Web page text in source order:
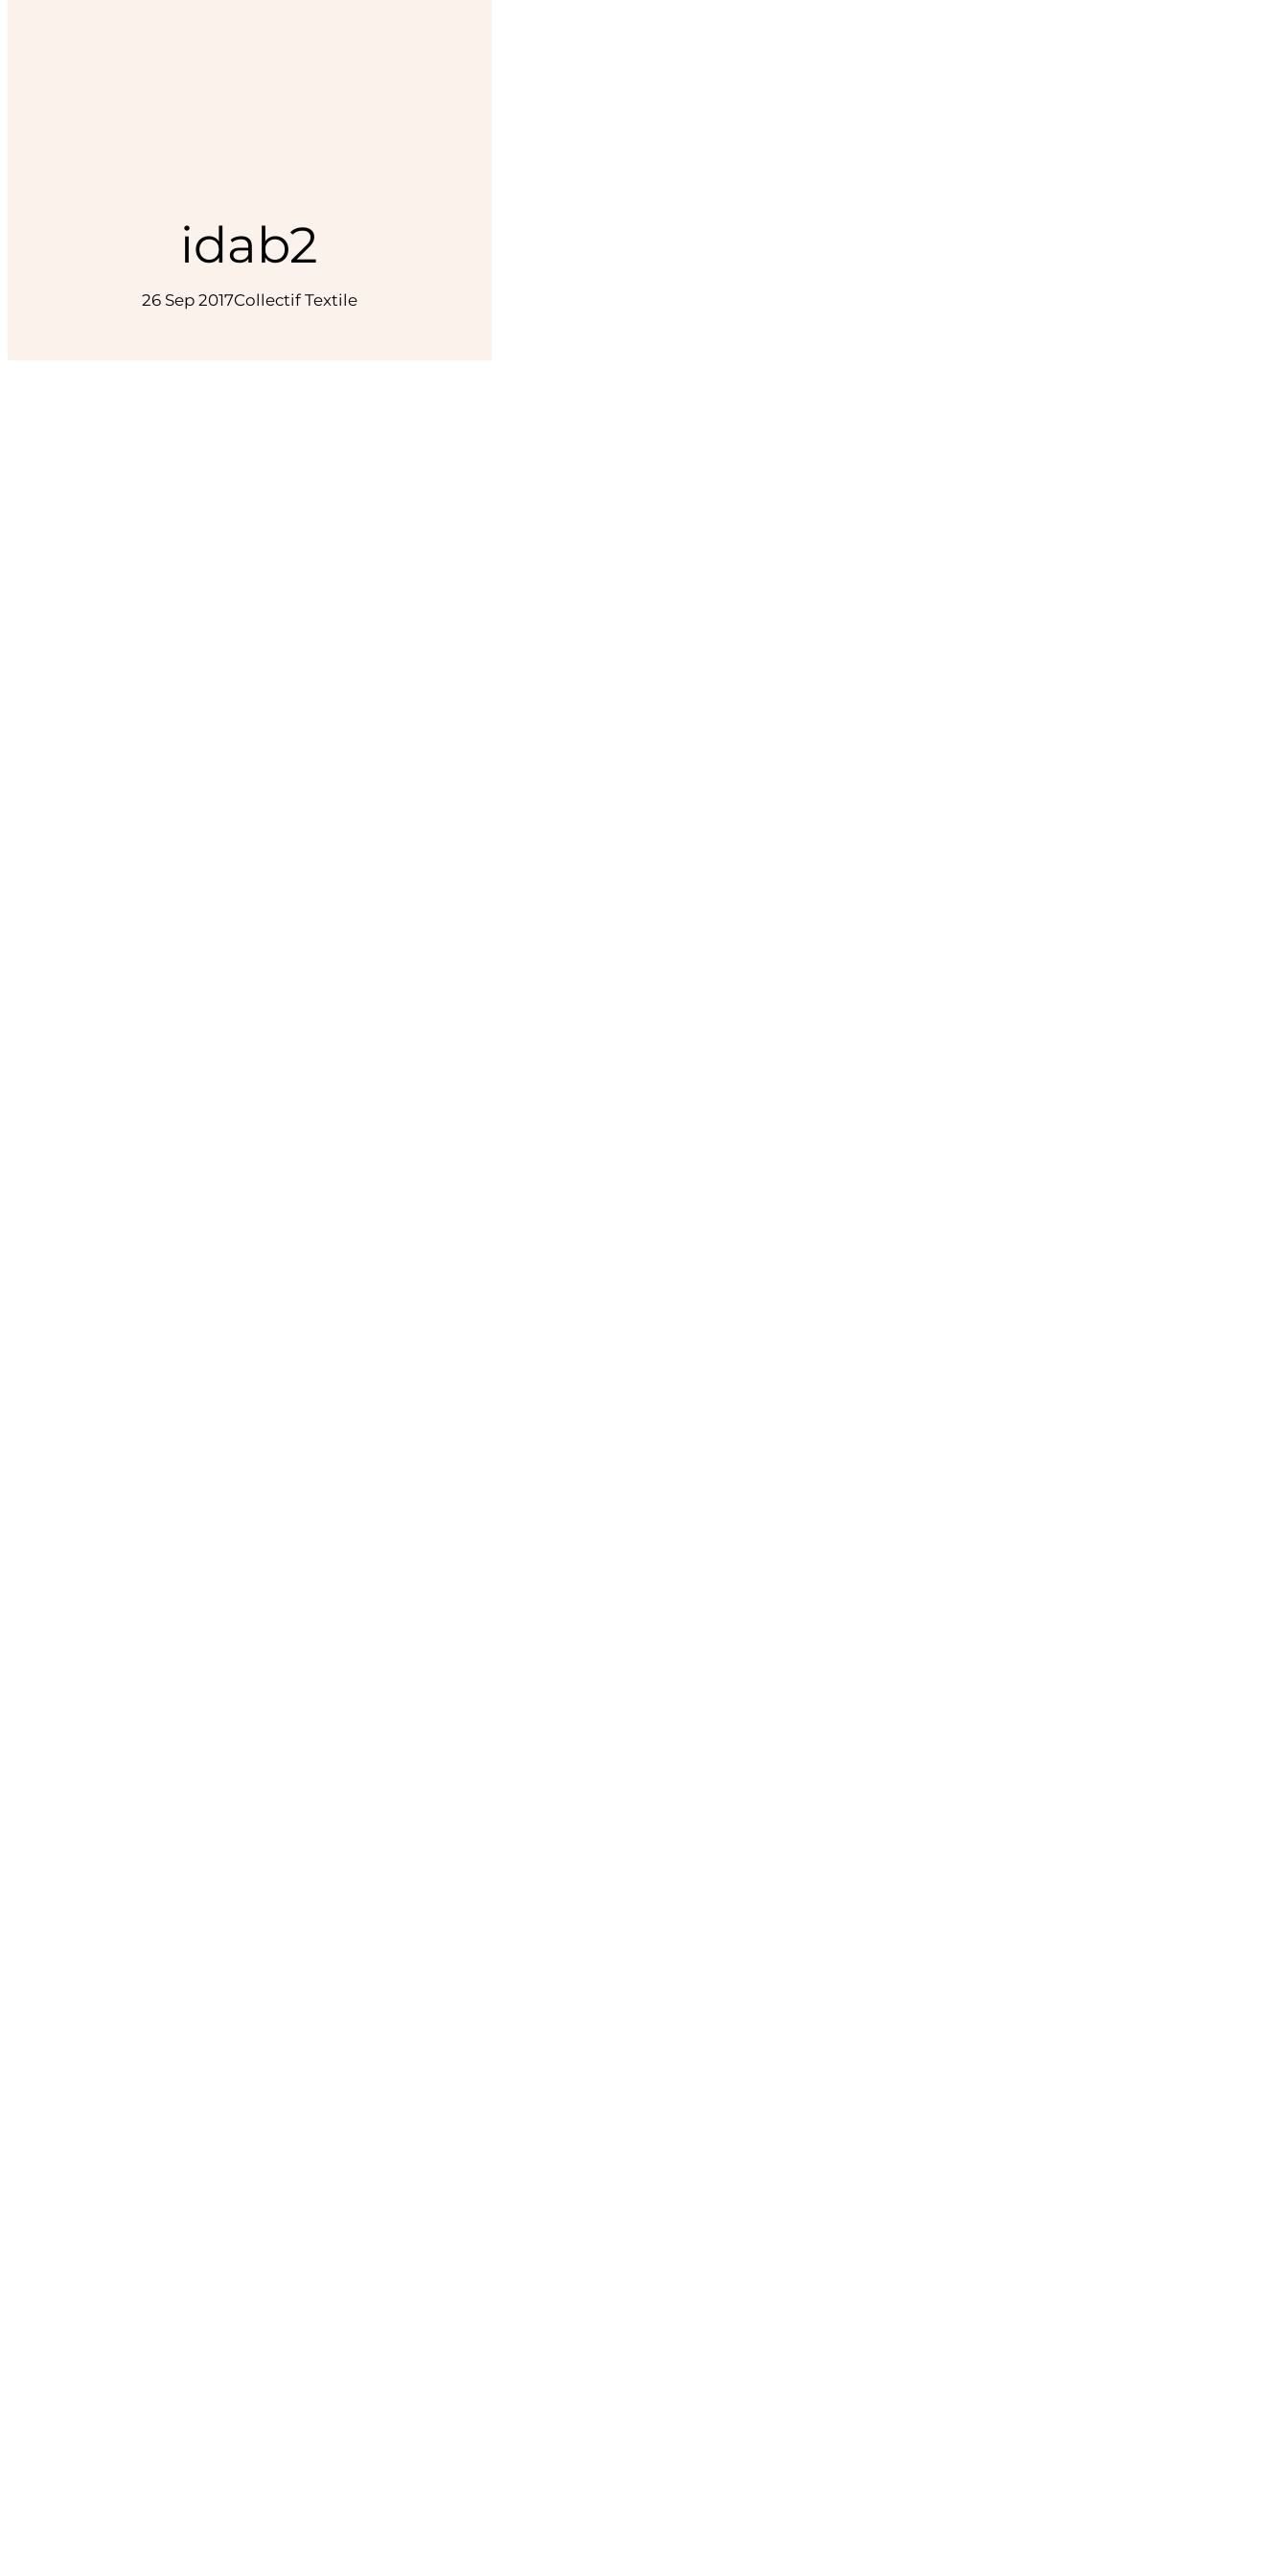
idab2
26 Sep 2017Collectif Textile